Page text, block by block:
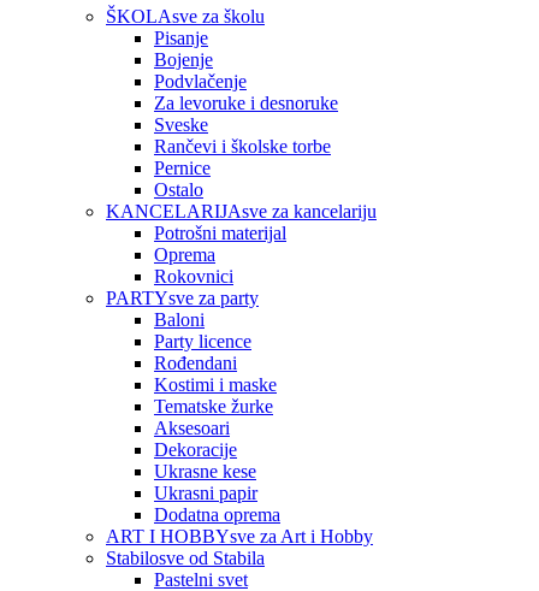
ŠKOLAsve za školu
Pisanje
Bojenje
Podvlačenje
Za levoruke i desnoruke
Sveske
Rančevi i školske torbe
Pernice
Ostalo
KANCELARIJAsve za kancelariju
Potrošni materijal
Oprema
Rokovnici
PARTYsve za party
Baloni
Party licence
Rođendani
Kostimi i maske
Tematske žurke
Aksesoari
Dekoracije
Ukrasne kese
Ukrasni papir
Dodatna oprema
ART I HOBBYsve za Art i Hobby
Stabilosve od Stabila
Pastelni svet